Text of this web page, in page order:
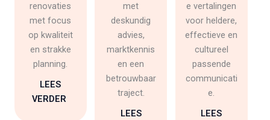
renovaties
met focus
op kwaliteit
en strakke
planning.
LEES
VERDER
met
deskundig
advies,
marktkennis
en een
betrouwbaar
traject.
LEES
e vertalingen
voor heldere,
effectieve en
cultureel
passende
communicati
e.
LEES